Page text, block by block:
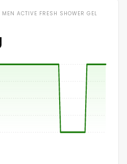
MEN ACTIVE FRESH SHOWER GEL
For Men Active